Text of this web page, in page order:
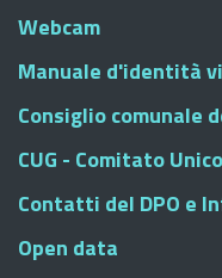
Webcam
Manuale d'identità
Consiglio comunale
CUG - Comitato
Contatti del DPO e
Open data